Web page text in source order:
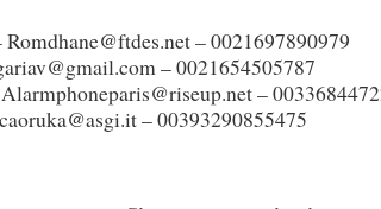
– 0021697890979
– 0021654505787
–
– 00393290855475